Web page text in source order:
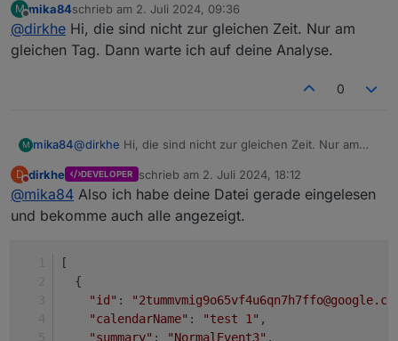
den nicht anzuzeigen. Wie gesagt, dasist alles
eventbasiert. Wenn du ein catchAll event anlegst, wird
er ja nur die uhrzeiten für einen tag suchen..
Leg doch mal 3 events an und schau ob er die richtig
so ein event die datenpunkte bekommst, wo du dann
M
Offline
mika84schrieb am 2. Juli 2024, 09:36
zuletzt editiert von
@dirkhe Hi, die sind nicht zur gleichen Zeit. Nur am
gleichen Tag. Dann warte ich auf deine Analyse.
0
M mika84@dirkhe Hi, die sind nicht zur gleichen Zeit. Nur am
D
Nicht stören
dirkhe DEVELOPER schrieb am 2. Juli 2024, 18:12
zuletzt editiert von
@mika84 Also ich habe deine Datei gerade eingelesen
und bekomme auch alle angezeigt.
[
  {
"id" :
"calendarName" : "test 1" ,
"summary" : "NormalEvent3" ,